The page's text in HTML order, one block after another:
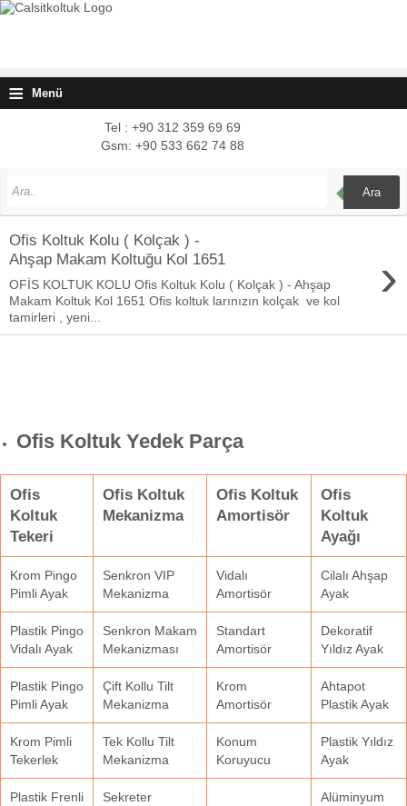
≡ Menü
Tel : +90 312 359 69 69
Gsm: +90 533 662 74 88
Ara
Ofis Koltuk Kolu ( Kolçak ) -
Ahşap Makam Koltuğu Kol 1651
›
OFİS KOLTUK KOLU Ofis Koltuk Kolu ( Kolçak ) - Ahşap
Makam Koltuk Kol 1651 Ofis koltuk larınızın kolçak ve kol
tamirleri , yeni...
Ofis Koltuk Yedek Parça
Ofis
Koltuk
Tekeri
Ofis Koltuk
Mekanizma
Ofis Koltuk
Amortisör
Ofis
Koltuk
Ayağı
Krom Pingo
Pimli Ayak
Senkron VIP
Mekanizma
Vidalı
Amortisör
Cilalı Ahşap
Ayak
Plastik Pingo
Vidalı Ayak
Senkron Makam
Mekanizması
Standart
Amortisör
Dekoratif
Yıldız Ayak
Plastik Pingo
Pimli Ayak
Çift Kollu Tilt
Mekanizma
Krom
Amortisör
Ahtapot
Plastik Ayak
Krom Pimli
Tekerlek
Tek Kollu Tilt
Mekanizma
Konum
Koruyucu
Plastik Yıldız
Ayak
Plastik Frenli
Sekreter
Alüminyum